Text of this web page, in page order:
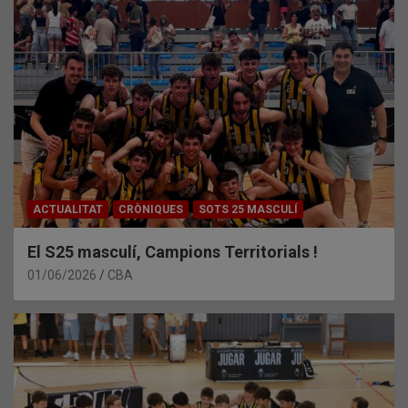
ACTUALITAT CRÒNIQUES SOTS 25 MASCULÍ
El S25 masculí, Campions Territorials !
01/06/2026 CBA